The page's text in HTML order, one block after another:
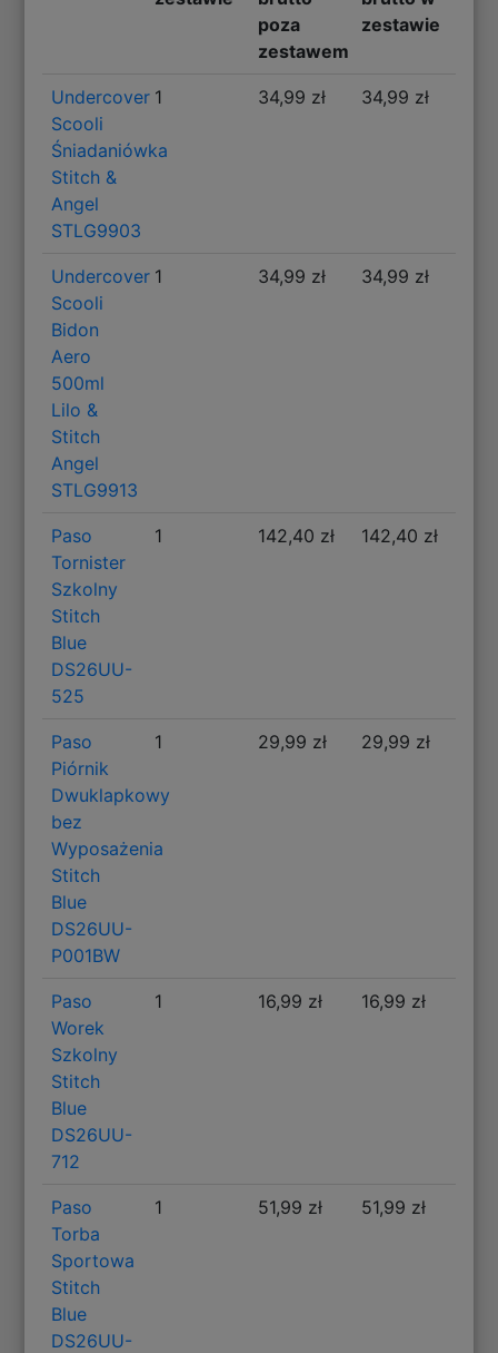
poza
zestawem
zestawie
Undercover
Scooli
Śniadaniówka
Stitch &
Angel
STLG9903
1 34,99 zł 34,99 zł
Undercover
Scooli
Bidon
Aero
500ml
Lilo &
Stitch
Angel
STLG9913
1 34,99 zł 34,99 zł
Paso
Tornister
Szkolny
Stitch
Blue
DS26UU-
525
1 142,40 zł 142,40 zł
Paso
Piórnik
Dwuklapkowy
bez
Wyposażenia
Stitch
Blue
DS26UU-
P001BW
1 29,99 zł 29,99 zł
Paso
Worek
Szkolny
Stitch
Blue
DS26UU-
712
1 16,99 zł 16,99 zł
Paso
Torba
Sportowa
Stitch
Blue
DS26UU-
1 51,99 zł 51,99 zł